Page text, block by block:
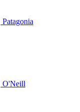
Patagonia
O'Neill